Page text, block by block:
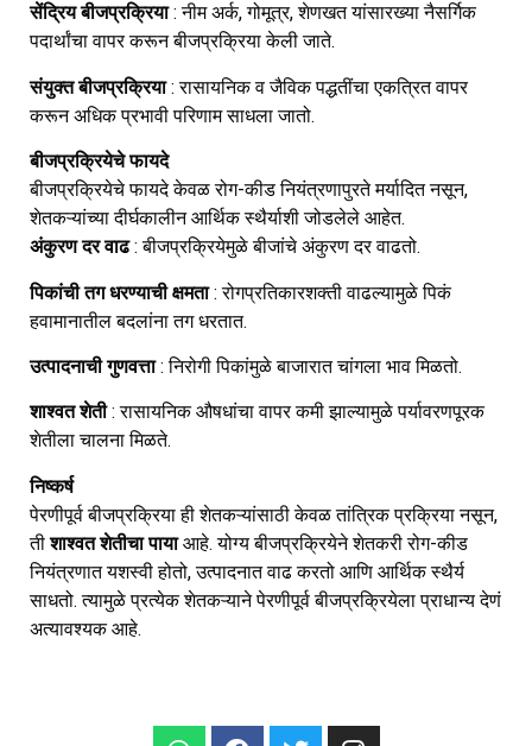
सेंद्रिय बीजप्रक्रिया: नीम अर्क, गोमूत्र, शेणखत यांसारख्या नैसर्गिक
पदार्थांचा वापर करून बीजप्रक्रिया केली जाते.
संयुक्त बीजप्रक्रिया: रासायनिक व जैविक पद्धतींचा एकत्रित वापर
करून अधिक प्रभावी परिणाम साधला जातो.
बीजप्रक्रियेचे फायदे
बीजप्रक्रियेचे फायदे केवळ रोग-कीड नियंत्रणापुरते मर्यादित नसून,
शेतकऱ्यांच्या दीर्घकालीन आर्थिक स्थैर्याशी जोडलेले आहेत.
अंकुरण दर वाढ: बीजप्रक्रियेमुळे बीजांचे अंकुरण दर वाढतो.
पिकांची तग धरण्याची क्षमता: रोगप्रतिकारशक्ती वाढल्यामुळे पिकं
हवामानातील बदलांना तग धरतात.
उत्पादनाची गुणवत्ता: निरोगी पिकांमुळे बाजारात चांगला भाव मिळतो.
शाश्वत शेती: रासायनिक औषधांचा वापर कमी झाल्यामुळे पर्यावरणपूरक
शेतीला चालना मिळते.
निष्कर्ष
पेरणीपूर्व बीजप्रक्रिया ही शेतकऱ्यांसाठी केवळ तांत्रिक प्रक्रिया नसून,
तीशाश्वत शेतीचा पायाआहे. योग्य बीजप्रक्रियेने शेतकरी रोग-कीड
नियंत्रणात यशस्वी होतो, उत्पादनात वाढ करतो आणि आर्थिक स्थैर्य
साधतो. त्यामुळे प्रत्येक शेतकऱ्याने पेरणीपूर्व बीजप्रक्रियेला प्राधान्य देणं
अत्यावश्यक आहे.